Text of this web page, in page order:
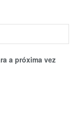
a próxima vez